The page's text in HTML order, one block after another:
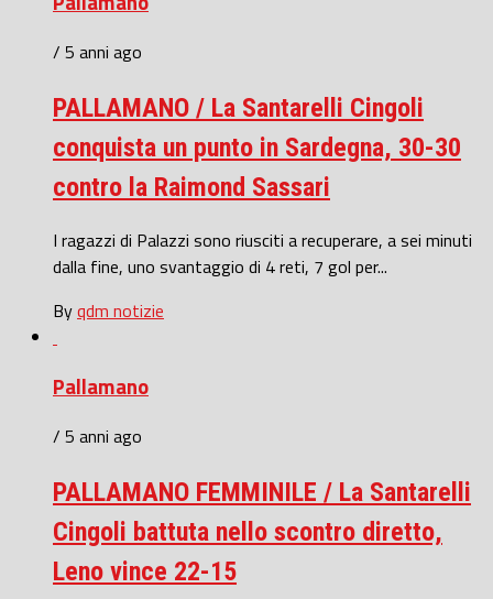
/ 5 anni ago
PALLAMANO / La Santarelli Cingoli
conquista un punto in Sardegna, 30-30
contro la Raimond Sassari
I ragazzi di Palazzi sono riusciti a recuperare, a sei minuti
dalla fine, uno svantaggio di 4 reti, 7 gol per...
Byqdm notizie
Pallamano
/ 5 anni ago
PALLAMANO FEMMINILE / La Santarelli
Cingoli battuta nello scontro diretto,
Leno vince 22-15